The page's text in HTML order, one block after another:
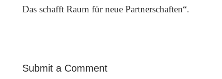
Das schafft Raum für neue Partnerschaften“.
Submit a Comment